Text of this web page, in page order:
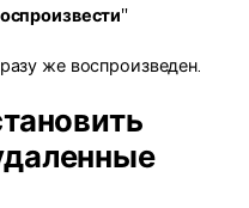
"
же воспроизведен.